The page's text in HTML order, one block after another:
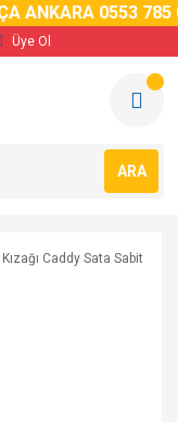
0553 785 02
Üye Ol
ARA